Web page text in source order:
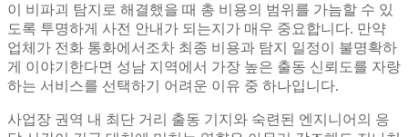
이 비파괴 탐지로 해결했을 때 총 비용의 범위를 가늠할 수 있
도록 투명하게 사전 안내가 되는지가 매우 중요합니다. 만약
업체가 전화 통화에서조차 최종 비용과 탐지 일정이 불명확하
게 이야기한다면 성남 지역에서 가장 높은 출동 신뢰도를 자랑
하는 서비스를 선택하기 어려운 이유 중 하나입니다.
사업장 권역 내 최단 거리 출동 기지와 숙련된 엔지니어의 응